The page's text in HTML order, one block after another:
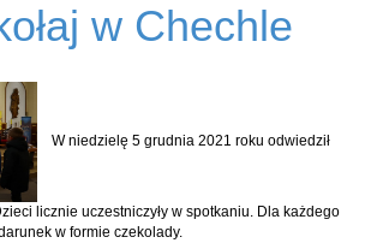
w Chechle
W niedzielę 5 grudnia 2021 roku odwiedził
licznie uczestniczyły w spotkaniu. Dla każdego
w formie czekolady.